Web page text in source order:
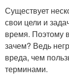
Существует
свои цели и
время. Поэтому
зачем? Ведь
вреда, чем
терминами.